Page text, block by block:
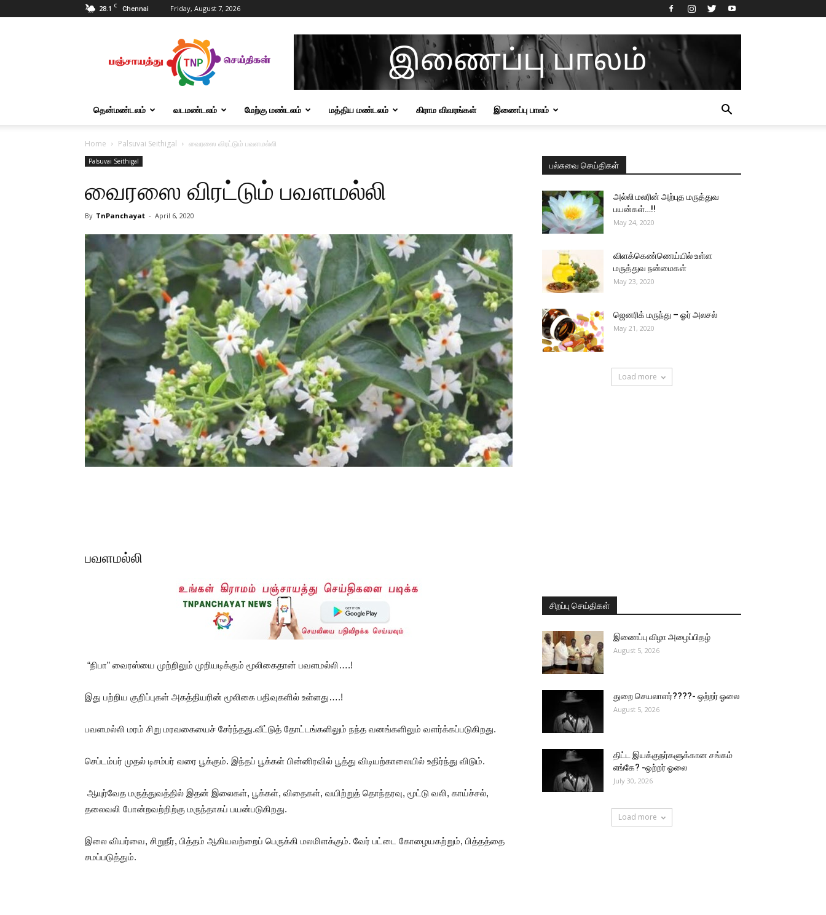
28.1 C Chennai Friday, August 7, 2026
Tnpanchayat
தென்மண்டலம் வடமண்டலம் மேற்கு மண்டலம் மத்திய மண்டலம் கிராம விவரங்கள் இணைப்பு பாலம்
Home Palsuvai Seithigal வைரஸை விரட்டும் பவளமல்லி
Palsuvai Seithigal
வைரஸை விரட்டும் பவளமல்லி
By TnPanchayat - April 6, 2020
பவளமல்லி
“நிபா” வைரஸ்யை முற்றிலும் முறியடிக்கும் மூலிகைதான் பவளமல்லி….!
இது பற்றிய குறிப்புகள் அகத்தியரின் மூலிகை பதிவுகளில் உள்ளது….!
பவளமல்லி மரம் சிறு மரவகையைச் சேர்ந்தது.வீட்டுத் தோட்டங்களிலும் நந்த வனங்களிலும் வளர்க்கப்படுகிறது.
செப்டம்பர் முதல் டிசம்பர் வரை பூக்கும். இந்தப் பூக்கள் பின்னிரவில் பூத்து விடியற்காலையில் உதிர்ந்து விடும்.
ஆயுர்வேத மருத்துவத்தில் இதன் இலைகள், பூக்கள், விதைகள், வயிற்றுத் தொந்தரவு, மூட்டு வலி, காய்ச்சல்,
தலைவலி போன்றவற்றிற்கு மருந்தாகப் பயன்படுகிறது.
இலை வியர்வை, சிறுநீர், பித்தம் ஆகியவற்றைப் பெருக்கி மலமிளக்கும். வேர் பட்டை கோழையகற்றும், பித்தத்தை
சமப்படுத்தும்.
பல்சுவை செய்திகள்
அல்லி மலரின் அற்புத மருத்துவ
பயன்கள்…!!
May 24, 2020
விளக்கெண்ணெய்யில் உள்ள
மருத்துவ நன்மைகள்
May 23, 2020
ஜெனரிக் மருந்து – ஓர் அலசல்
May 21, 2020
Load more
சிறப்பு செய்திகள்
இணைப்பு விழா அழைப்பிதழ்
August 5, 2026
துறை செயலாளர்????- ஒற்றர் ஓலை
August 5, 2026
திட்ட இயக்குநர்களுக்கான சங்கம்
எங்கே? -ஒற்றர் ஓலை
July 30, 2026
Load more